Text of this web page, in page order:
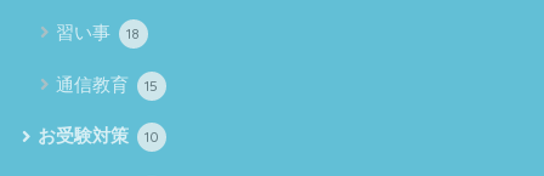
習い事 18
通信教育 15
お受験対策 10